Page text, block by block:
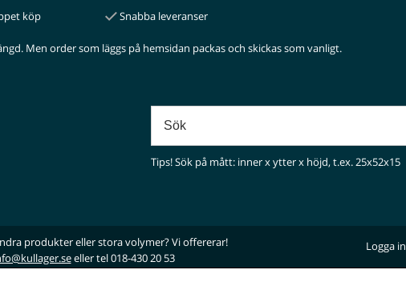
köp Snabba leveranser
Men order som läggs på hemsidan packas och skickas som vanligt.
Tips! Sök på mått: inner x ytter x höjd, t.ex. 25x52x15
produkter eller stora volymer? Vi offererar!
eller tel 018-430 20 53
Logga in